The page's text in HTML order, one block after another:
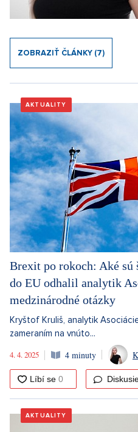
ZOBRAZIŤ ČLÁNKY (7)
AKTUALITY
Brexit po rokoch: Aké sú
do EU odhalil analytik
medzinárodné otázky
Kryštof Kruliš, analytik
zameraním na vnúto...
4. 4. 2025
4 minuty
AKTUALITY